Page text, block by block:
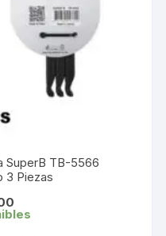
SuperB TB-5566
3 Piezas